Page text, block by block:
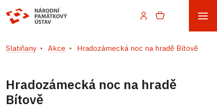
Slatiňany Akce Hradozámecká noc na hradě Bítově
Hradozámecká noc na hradě
Bítově